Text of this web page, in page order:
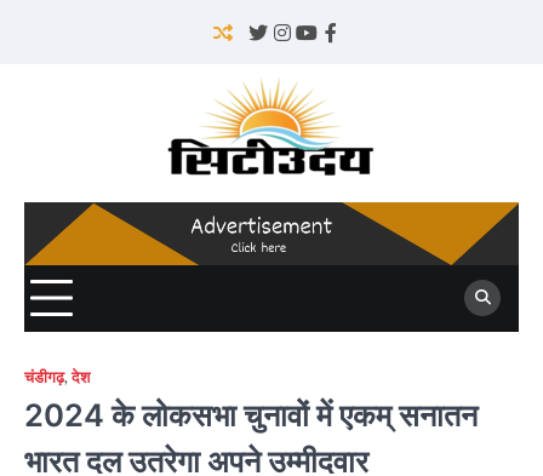
Twitter
Instagram
YouTube
Facebook
चंडीगढ़,देश
2024 के लोकसभा चुनावों में एकम् सनातन
भारत दल उतरेगा अपने उम्मीदवार